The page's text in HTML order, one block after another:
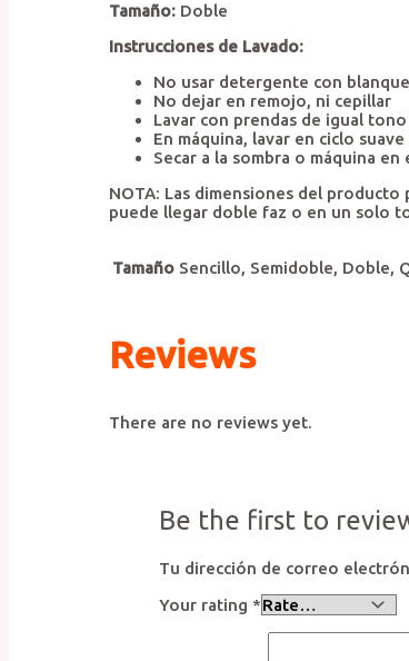
Tamaño: Doble
Instrucciones de Lavado:
No usar detergente con
No dejar en remojo, ni cepillar
Lavar con prendas de igual tono
En máquina, lavar en ciclo suave
Secar a la sombra o máquina
NOTA: Las dimensiones del
puede llegar doble faz o en un solo
Tamaño Sencillo, Semidoble, Doble,
Reviews
There are no reviews yet.
Be the first to
Tu dirección de correo
Your rating *